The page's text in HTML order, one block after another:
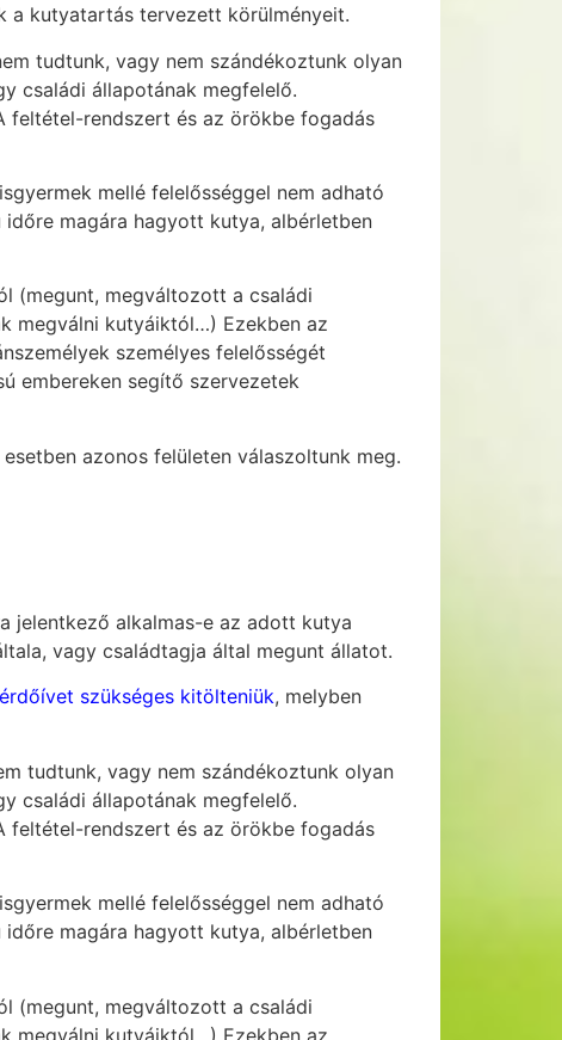
a kutyatartás tervezett körülményeit.
tudtunk, vagy nem szándékoztunk olyan
családi állapotának megfelelő.
feltétel-rendszert és az örökbe fogadás
mellé felelősséggel nem adható
magára hagyott kutya, albérletben
(megunt, megváltozott a családi
megválni kutyáiktól…) Ezekben az
személyes felelősségét
embereken segítő szervezetek
azonos felületen válaszoltunk meg.
jelentkező alkalmas-e az adott kutya
vagy családtagja által megunt állatot.
szükséges kitölteniük, melyben
tudtunk, vagy nem szándékoztunk olyan
családi állapotának megfelelő.
feltétel-rendszert és az örökbe fogadás
mellé felelősséggel nem adható
magára hagyott kutya, albérletben
(megunt, megváltozott a családi
megválni kutyáiktól…) Ezekben az